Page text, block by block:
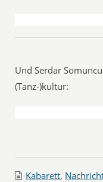
Und Serdar
(Tanz-)kultur:
Kabarett,